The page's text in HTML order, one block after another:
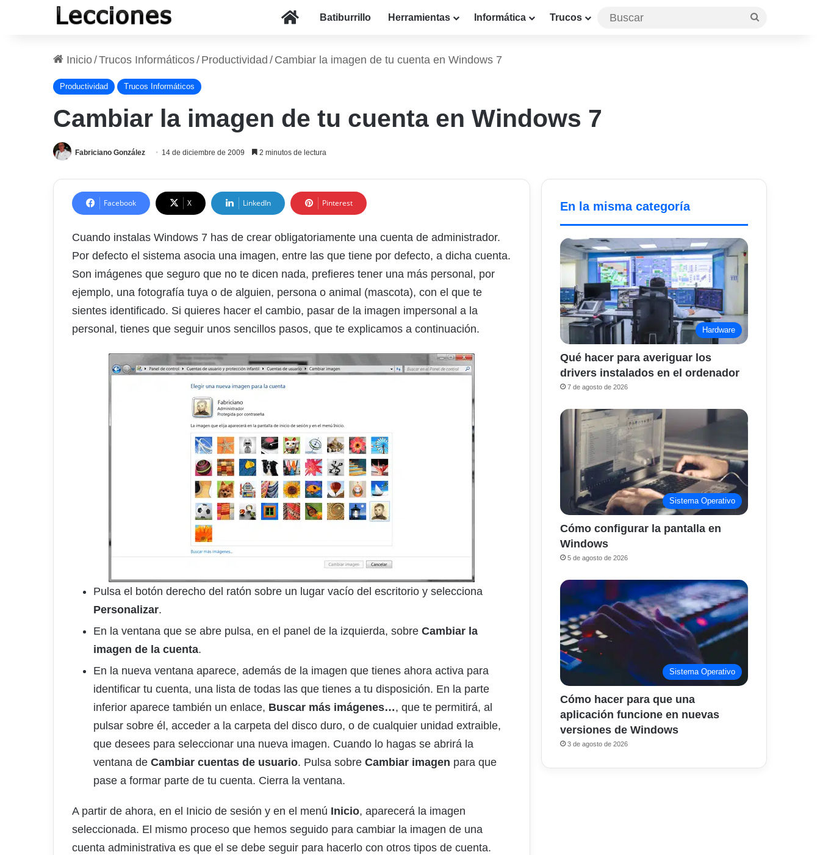
InicioBatiburrillo Herramientas Informática Trucos
Inicio/Trucos Informáticos/ Productividad / Cambiar la imagen de tu cuenta en Windows 7
Productividad Trucos Informáticos
Cambiar la imagen de tu cuenta en Windows 7
Fabriciano González 14 de diciembre de 2009 2 minutos de lectura
Facebook X LinkedIn Pinterest
Cuando instalas Windows 7 has de crear obligatoriamente una cuenta de administrador.
Por defecto el sistema asocia una imagen, entre las que tiene por defecto, a dicha cuenta.
Son imágenes que seguro que no te dicen nada, prefieres tener una más personal, por
ejemplo, una fotografía tuya o de alguien, persona o animal (mascota), con el que te
sientes identificado. Si quieres hacer el cambio, pasar de la imagen impersonal a la
personal, tienes que seguir unos sencillos pasos, que te explicamos a continuación.
Pulsa el botón derecho del ratón sobre un lugar vacío del escritorio y selecciona
Personalizar.
En la ventana que se abre pulsa, en el panel de la izquierda, sobre Cambiar la
imagen de la cuenta.
En la nueva ventana aparece, además de la imagen que tienes ahora activa para
identificar tu cuenta, una lista de todas las que tienes a tu disposición. En la parte
inferior aparece también un enlace, Buscar más imágenes…, que te permitirá, al
pulsar sobre él, acceder a la carpeta del disco duro, o de cualquier unidad extraible,
que desees para seleccionar una nueva imagen. Cuando lo hagas se abrirá la
ventana de Cambiar cuentas de usuario. Pulsa sobre Cambiar imagen para que
pase a formar parte de tu cuenta. Cierra la ventana.
A partir de ahora, en el Inicio de sesión y en el menú Inicio, aparecerá la imagen
seleccionada. El mismo proceso que hemos seguido para cambiar la imagen de una
cuenta administrativa es que el se debe seguir para hacerlo con otros tipos de cuenta.
En la misma categoría
Hardware
Qué hacer para averiguar los
drivers instalados en el ordenador
7 de agosto de 2026
Sistema Operativo
Cómo configurar la pantalla en
Windows
5 de agosto de 2026
Sistema Operativo
Cómo hacer para que una
aplicación funcione en nuevas
versiones de Windows
3 de agosto de 2026